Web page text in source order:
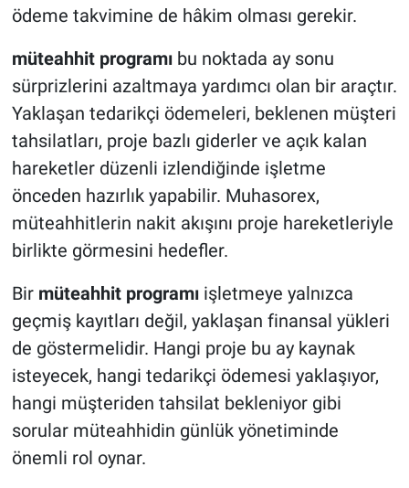
ödeme takvimine de hâkim olması gerekir.
müteahhit programıbu noktada ay sonu
sürprizlerini azaltmaya yardımcı olan bir araçtır.
Yaklaşan tedarikçi ödemeleri, beklenen müşteri
tahsilatları, proje bazlı giderler ve açık kalan
hareketler düzenli izlendiğinde işletme
önceden hazırlık yapabilir. Muhasorex,
müteahhitlerin nakit akışını proje hareketleriyle
birlikte görmesini hedefler.
Bir müteahhit programıişletmeye yalnızca
geçmiş kayıtları değil, yaklaşan finansal yükleri
de göstermelidir. Hangi proje bu ay kaynak
isteyecek, hangi tedarikçi ödemesi yaklaşıyor,
hangi müşteriden tahsilat bekleniyor gibi
sorular müteahhidin günlük yönetiminde
önemli rol oynar.